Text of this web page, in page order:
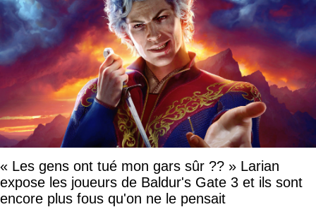
« Les gens ont tué mon gars sûr ?? » Larian
expose les joueurs de Baldur's Gate 3 et ils sont
encore plus fous qu'on ne le pensait